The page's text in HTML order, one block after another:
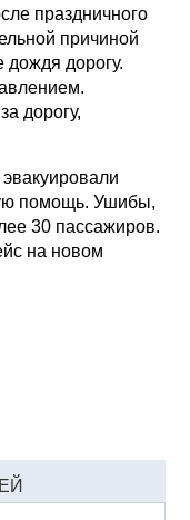
праздничного
причиной
дождя дорогу.
дорогу,
помощь. Ушибы,
30 пассажиров.
на новом